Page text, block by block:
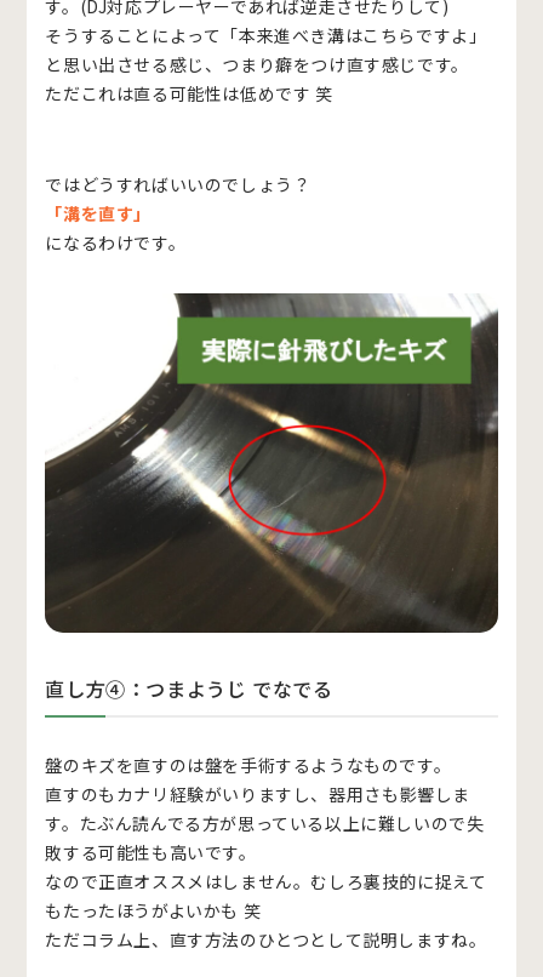
す。(DJ対応プレーヤーであれば逆走させたりして)
そうすることによって「本来進べき溝はこちらですよ」
と思い出させる感じ、つまり癖をつけ直す感じです。
ただこれは直る可能性は低めです 笑
ではどうすればいいのでしょう？
「溝を直す」
になるわけです。
直し方④：つまようじ でなでる
盤のキズを直すのは盤を手術するようなものです。
直すのもカナリ経験がいりますし、器用さも影響しま
す。たぶん読んでる方が思っている以上に難しいので失
敗する可能性も高いです。
なので正直オススメはしません。むしろ裏技的に捉えて
もたったほうがよいかも 笑
ただコラム上、直す方法のひとつとして説明しますね。